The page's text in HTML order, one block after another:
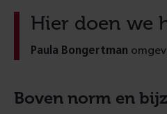
Hier doen we
Paula Bongertman
Boven norm en